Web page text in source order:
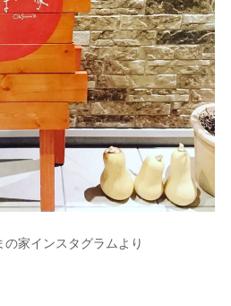
の家インスタグラムより